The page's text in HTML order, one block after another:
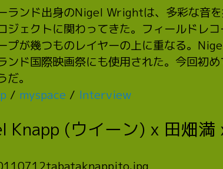
ランド出身のNigel Wrightは、多彩な音
ジェクトに関わってきた。フィールドレ
プが幾つものレイヤーの上に重なる。
ンド国際映画祭にも使用された。今回初
。
/ myspace / Interview
Knapp (ウイーン) x 田畑満